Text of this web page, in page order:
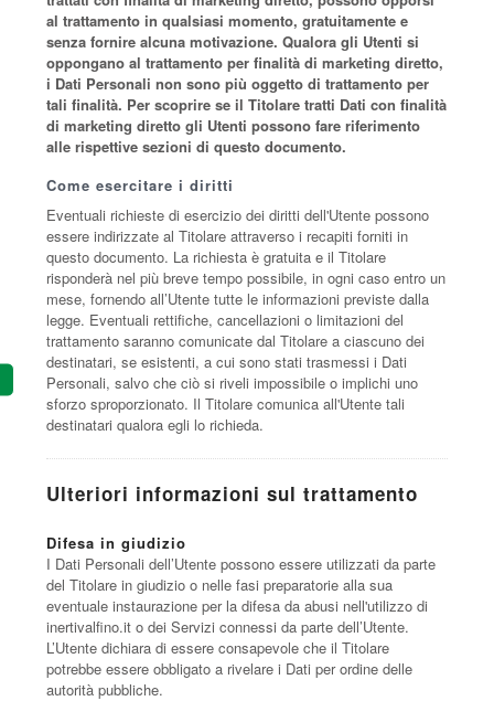
al trattamento in qualsiasi momento, gratuitamente e
senza fornire alcuna motivazione. Qualora gli Utenti si
oppongano al trattamento per finalità di marketing diretto,
i Dati Personali non sono più oggetto di trattamento per
tali finalità. Per scoprire se il Titolare tratti Dati con finalità
di marketing diretto gli Utenti possono fare riferimento
alle rispettive sezioni di questo documento.
Come esercitare i diritti
Eventuali richieste di esercizio dei diritti dell'Utente possono
essere indirizzate al Titolare attraverso i recapiti forniti in
questo documento. La richiesta è gratuita e il Titolare
risponderà nel più breve tempo possibile, in ogni caso entro un
mese, fornendo all’Utente tutte le informazioni previste dalla
legge. Eventuali rettifiche, cancellazioni o limitazioni del
trattamento saranno comunicate dal Titolare a ciascuno dei
destinatari, se esistenti, a cui sono stati trasmessi i Dati
Personali, salvo che ciò si riveli impossibile o implichi uno
sforzo sproporzionato. Il Titolare comunica all'Utente tali
destinatari qualora egli lo richieda.
Ulteriori informazioni sul trattamento
Difesa in giudizio
I Dati Personali dell’Utente possono essere utilizzati da parte
del Titolare in giudizio o nelle fasi preparatorie alla sua
eventuale instaurazione per la difesa da abusi nell'utilizzo di
inertivalfino.it o dei Servizi connessi da parte dell’Utente.
L’Utente dichiara di essere consapevole che il Titolare
potrebbe essere obbligato a rivelare i Dati per ordine delle
autorità pubbliche.